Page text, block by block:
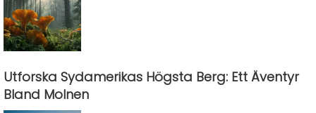
Utforska Sydamerikas Högsta Berg: Ett Äventyr
Bland Molnen